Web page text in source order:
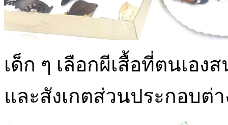
เด็ก ๆ เลือกผีเสื้อที่ตนเอง
และสังเกตส่วนประกอบต่า